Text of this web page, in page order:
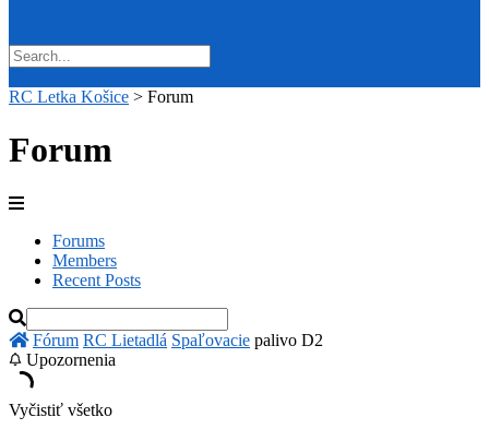
RC Letka Košice > Forum
Forum
Forums
Members
Recent Posts
Fórum RC Lietadlá Spaľovacie palivo D2
Upozornenia
Vyčistiť všetko